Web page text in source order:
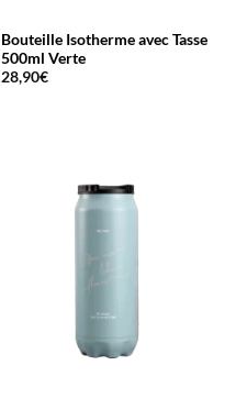
Bouteille Isotherme avec Tasse
500ml Verte
28,90€